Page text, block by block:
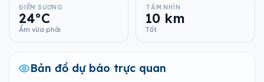
ĐIỂM SƯƠNG
24°C
Ẩm vừa phải
TẦM NHÌN
10 km
Tốt
Bản đồ dự báo trực quan